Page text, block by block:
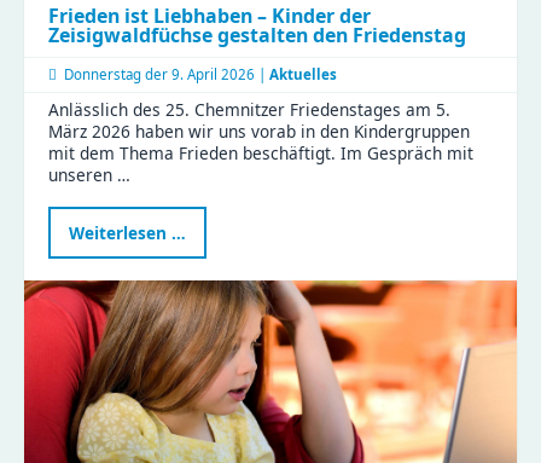
Frieden ist Liebhaben – Kinder der
Zeisigwaldfüchse gestalten den Friedenstag
Donnerstag der 9. April 2026 | Aktuelles
Anlässlich des 25. Chemnitzer Friedenstages am 5.
März 2026 haben wir uns vorab in den Kindergruppen
mit dem Thema Frieden beschäftigt. Im Gespräch mit
unseren …
Weiterlesen …
ist
Liebhaben
–
Kinder
der
Zeisigwaldfüchse
gestalten
den
Friedenstag